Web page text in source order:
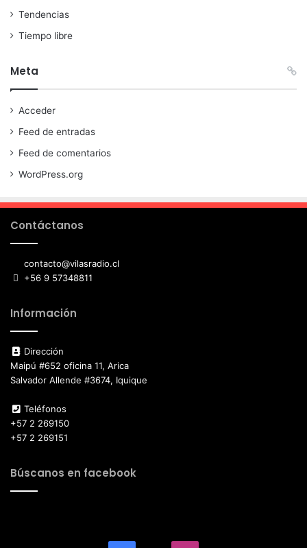
Tendencias
Tiempo libre
Meta
Acceder
Feed de entradas
Feed de comentarios
WordPress.org
Contáctanos
contacto@vilasradio.cl
+56 9 57348811
Información
Dirección
Maipú #652 oficina 11, Arica
Salvador Allende #3674, Iquique
Teléfonos
+57 2 269150
+57 2 269151
Búscanos en facebook